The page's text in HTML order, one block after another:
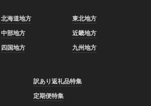
北海道地方
東北地方
中部地方
近畿地方
四国地方 九州地方
訳あり返礼品特集
定期便特集